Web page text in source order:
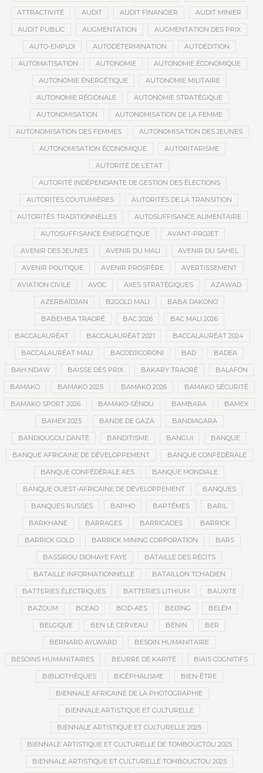
ATTRACTIVITÉ AUDIT AUDIT FINANCIER AUDIT MINIER
AUDIT PUBLIC AUGMENTATION AUGMENTATION DES PRIX
AUTO-EMPLOI AUTODÉTERMINATION AUTOÉDITION
AUTOMATISATION AUTONOMIE AUTONOMIE ÉCONOMIQUE
AUTONOMIE ÉNERGÉTIQUE AUTONOMIE MILITAIRE
AUTONOMIE RÉGIONALE AUTONOMIE STRATÉGIQUE
AUTONOMISATION AUTONOMISATION DE LA FEMME
AUTONOMISATION DES FEMMES AUTONOMISATION DES JEUNES
AUTONOMISATION ÉCONOMIQUE AUTORITARISME
AUTORITÉ DE L’ÉTAT
AUTORITÉ INDÉPENDANTE DE GESTION DES ÉLECTIONS
AUTORITÉS COUTUMIÈRES AUTORITÉS DE LA TRANSITION
AUTORITÉS TRADITIONNELLES AUTOSUFFISANCE ALIMENTAIRE
AUTOSUFFISANCE ÉNERGÉTIQUE AVANT-PROJET
AVENIR DES JEUNES AVENIR DU MALI AVENIR DU SAHEL
AVENIR POLITIQUE AVENIR PROSPÈRE AVERTISSEMENT
AVIATION CIVILE AVOC AXES STRATÉGIQUES AZAWAD
AZERBAÏDJAN B2GOLD MALI BABA DAKONO
BABEMBA TRAORÉ BAC 2026 BAC MALI 2026
BACCALAURÉAT BACCALAURÉAT 2021 BACCALAURÉAT 2024
BACCALAURÉAT MALI BACODJICORONI BAD BADEA
BAH NDAW BAISSE DES PRIX BAKARY TRAORÉ BALAFON
BAMAKO BAMAKO 2025 BAMAKO 2026 BAMAKO SÉCURITÉ
BAMAKO SPORT 2026 BAMAKO-SÉNOU BAMBARA BAMEX
BAMEX 2025 BANDE DE GAZA BANDIAGARA
BANDIOUGOU DANTÉ BANDITISME BANGUI BANQUE
BANQUE AFRICAINE DE DÉVELOPPEMENT BANQUE CONFÉDÉRALE
BANQUE CONFÉDÉRALE AES BANQUE MONDIALE
BANQUE OUEST-AFRICAINE DE DÉVELOPPEMENT BANQUES
BANQUES RUSSES BAPHO BAPTÊMES BARIL
BARKHANE BARRAGES BARRICADES BARRICK
BARRICK GOLD BARRICK MINING CORPORATION BARS
BASSIROU DIOMAYE FAYE BATAILLE DES RÉCITS
BATAILLE INFORMATIONNELLE BATAILLON TCHADIEN
BATTERIES ÉLECTRIQUES BATTERIES LITHIUM BAUXITE
BAZOUM BCEAO BCID-AES BEIJING BELÉM
BELGIQUE BEN LE CERVEAU BÉNIN BER
BERNARD AYLWARD BESOIN HUMANITAIRE
BESOINS HUMANITAIRES BEURRE DE KARITÉ BIAIS COGNITIFS
BIBLIOTHÈQUES BICÉPHALISME BIEN-ÊTRE
BIENNALE AFRICAINE DE LA PHOTOGRAPHIE
BIENNALE ARTISTIQUE ET CULTURELLE
BIENNALE ARTISTIQUE ET CULTURELLE 2025
BIENNALE ARTISTIQUE ET CULTURELLE DE TOMBOUCTOU 2025
BIENNALE ARTISTIQUE ET CULTURELLE TOMBOUCTOU 2025